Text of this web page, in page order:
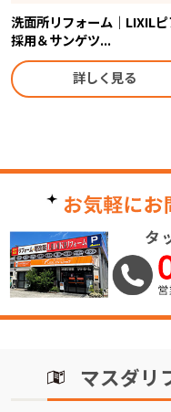
洗面所リフォーム｜LIXILピ
採用＆サンゲツ...
詳しく見る
マスダリ